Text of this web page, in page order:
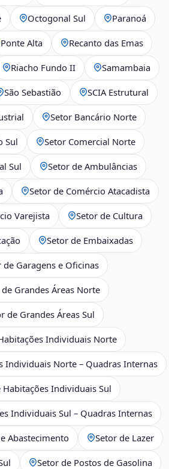
Octogonal Sul Paranoá
Ponte Alta Recanto das Emas
Riacho Fundo II Samambaia
São Sebastião SCIA Estrutural
Setor Bancário Norte
Sul Setor Comercial Norte
Sul Setor de Ambulâncias
Setor de Comércio Atacadista
Varejista Setor de Cultura
Setor de Embaixadas
de Garagens e Oficinas
Grandes Áreas Norte
de Grandes Áreas Sul
Individuais Norte
Individuais Norte – Quadras Internas
Habitações Individuais Sul
Individuais Sul – Quadras Internas
Abastecimento Setor de Lazer
Setor de Postos de Gasolina